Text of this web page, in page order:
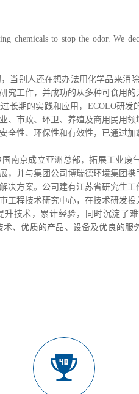
chemicals to stop the odor.
别人还在想办法用化学品来消除
究工作，并成功的从多种可食用
长期的实践和应用，ECOLO研发
、市政、环卫、养殖及商用民用
全性、环保性和有效性，已通过
南京成立亚洲总部，拓展工业废
，并与集团公司博瑞德环境集团
决方案。公司建有江苏省研究生
工程技术研究中心，在技术研发投
技术，累计经验，同时沉淀了难
术、优质的产品、设备及优良的